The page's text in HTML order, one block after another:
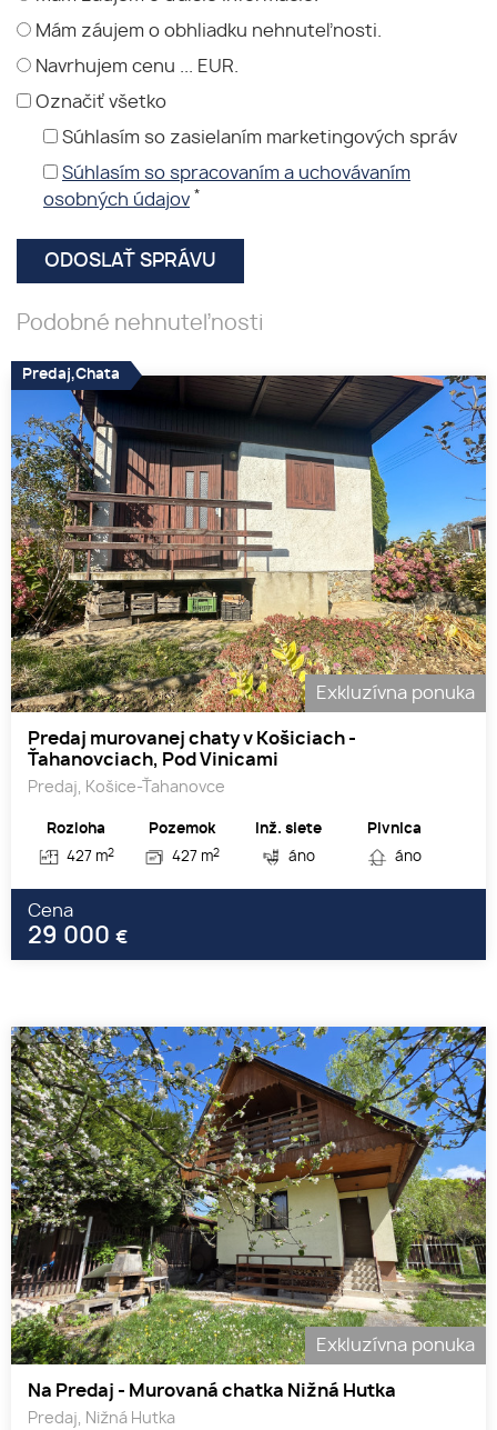
Mám záujem o obhliadku nehnuteľnosti.
Navrhujem cenu ... EUR.
Označiť všetko
Súhlasím so zasielaním marketingových správ
Súhlasím so spracovaním a uchovávaním
osobných údajov *
Podobné nehnuteľnosti
Exkluzívna ponuka
Predaj murovanej chaty v Košiciach -
Ťahanovciach, Pod Vinicami
Predaj, Košice-Ťahanovce
Rozloha
427 m2
Pozemok
427 m2
Inž. siete
áno
Pivnica
áno
Cena
29 000 €
Predaj,Chata
Exkluzívna ponuka
Na Predaj - Murovaná chatka Nižná Hutka
Predaj, Nižná Hutka